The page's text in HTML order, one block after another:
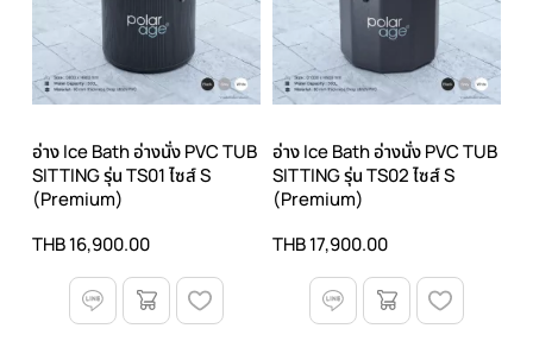
อ่าง Ice Bath อ่างนั่ง PVC TUB
SITTING รุ่น TS01 ไซส์ S
(Premium)
THB 16,900.00
อ่าง Ice Bath อ่างนั่ง PVC TUB
SITTING รุ่น TS02 ไซส์ S
(Premium)
THB 17,900.00